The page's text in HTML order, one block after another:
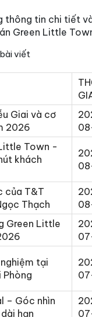
thông tin chi tiết
Green Little
viết
Giai và cơ
2026
Town -
khách
của T&T
Thạch
Green Little
tại
Phòng
– Góc nhìn
hạn